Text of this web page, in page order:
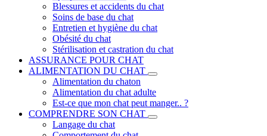
Blessures et accidents du chat
Soins de base du chat
Entretien et hygiène du chat
Obésité du chat
Stérilisation et castration du chat
ASSURANCE POUR CHAT
ALIMENTATION DU CHAT
Alimentation du chaton
Alimentation du chat adulte
Est-ce que mon chat peut manger.. ?
COMPRENDRE SON CHAT
Langage du chat